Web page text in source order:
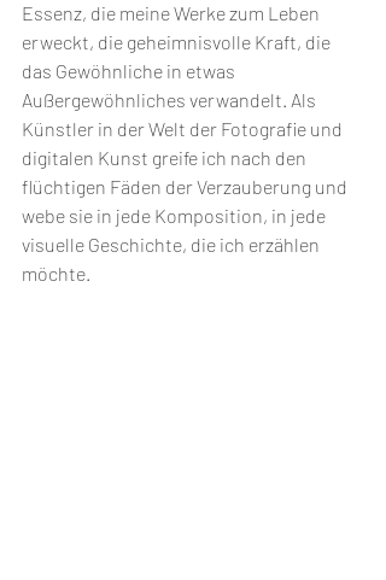
Essenz, die meine Werke zum Leben
erweckt, die geheimnisvolle Kraft, die
das Gewöhnliche in etwas
Außergewöhnliches verwandelt. Als
Künstler in der Welt der Fotografie und
digitalen Kunst greife ich nach den
flüchtigen Fäden der Verzauberung und
webe sie in jede Komposition, in jede
visuelle Geschichte, die ich erzählen
möchte.